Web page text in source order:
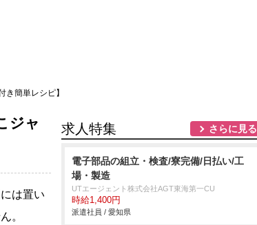
簡単レシピ】
ジャ
は置い
。
求人特集 さらに見る
電子部品の組立・検査/寮完備/日払い/工
場・製造
UTエージェント株式会社AGT東海第一CU
時給1,400円
派遣社員 / 愛知県